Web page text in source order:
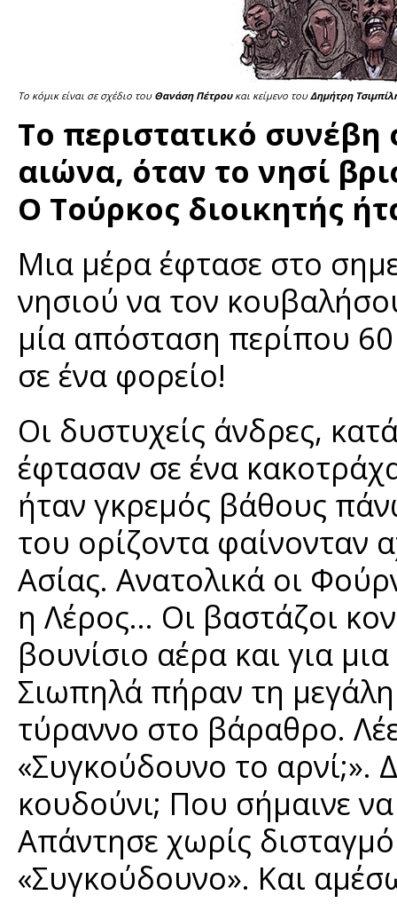
Το κόμικ είναι σε σχέδιο τουΘανάση Πέτρουκαι κείμενο τουΔημήτρη
Το περιστατικό συνέβη
αιώνα, όταν το νησί
Ο Τούρκος διοικητής
Μια μέρα έφτασε στο
νησιού να τον
μία απόσταση περίπου
σε ένα φορείο!
Οι δυστυχείς άνδρες,
έφτασαν σε ένα
ήταν γκρεμός βάθους
του ορίζοντα φαίνονταν
Ασίας. Ανατολικά οι
η Λέρος... Οι βαστάζοι
βουνίσιο αέρα και για
Σιωπηλά πήραν τη
τύραννο στο βάραθρο.
«Συγκούδουνο το αρνί;».
κουδούνι; Που σήμαινε
Απάντησε χωρίς
«Συγκούδουνο». Και